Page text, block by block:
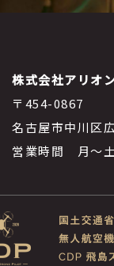
株式会社アリオ
〒454-0867
名古屋市中川区
営業時間 月～